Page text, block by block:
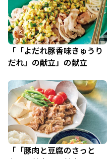
「「よだれ豚香味きゅうり
だれ」の献立」の献立
「「豚肉と豆腐のさっと